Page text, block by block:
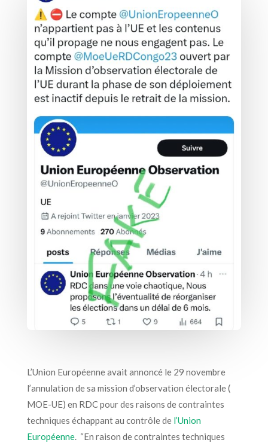
L’Union Européenne avait annoncé le 29 novembre
l’annulation de sa mission d’observation électorale (
MOE-UE) en RDC pour des raisons de contraintes
techniques échappant au contrôle del’Union
Européenne. “En raison de contraintes techniques